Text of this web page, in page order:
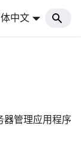
中文
器管理应用程序